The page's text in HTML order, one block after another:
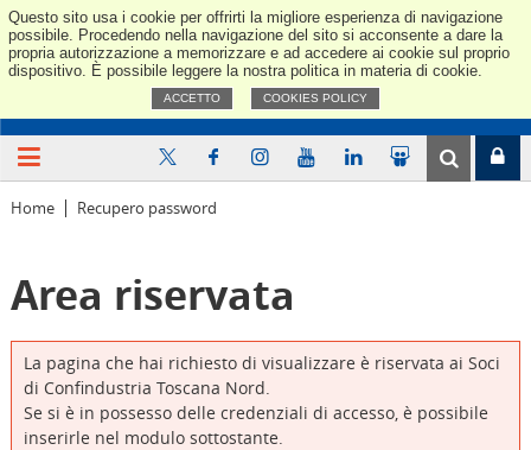
Questo sito usa i cookie per offrirti la migliore esperienza di navigazione
possibile. Procedendo nella navigazione del sito si acconsente a dare la
propria autorizzazione a memorizzare e ad accedere ai cookie sul proprio
dispositivo. È possibile leggere la nostra politica in materia di cookie.
ACCETTO COOKIES POLICY
Home Recupero password
Area riservata
La pagina che hai richiesto di visualizzare è riservata ai Soci
di Confindustria Toscana Nord.
Se si è in possesso delle credenziali di accesso, è possibile
inserirle nel modulo sottostante.